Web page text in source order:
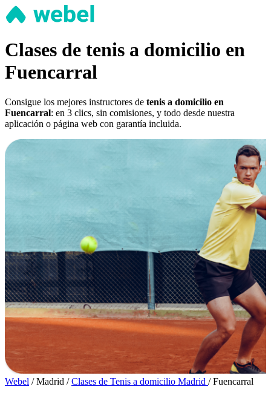
Clases de tenis a domicilio en
Fuencarral
Consigue los mejores instructores de tenis a domicilio en
Fuencarral: en 3 clics, sin comisiones, y todo desde nuestra
aplicación o página web con garantía incluida.
Webel / Madrid / Clases de Tenis a domicilio Madrid / Fuencarral